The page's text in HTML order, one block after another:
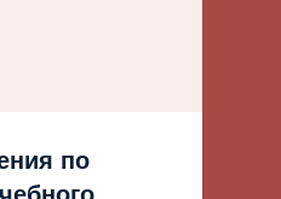
по